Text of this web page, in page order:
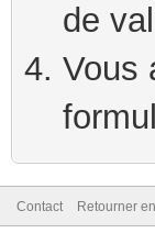
de
Vous
Contact Retourner